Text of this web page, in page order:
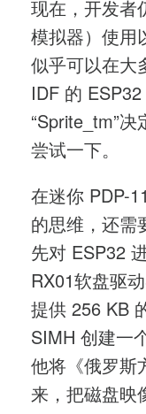
现在，开发者
模拟器）使用
似乎可以在大
IDF 的
“Sprite_tm”
尝试一下。
在迷你 PDP-
的思维，还需
先对 ESP32
RX01软盘驱
提供 256 KB
SIMH 创建一
他将《俄罗斯
来，把磁盘映